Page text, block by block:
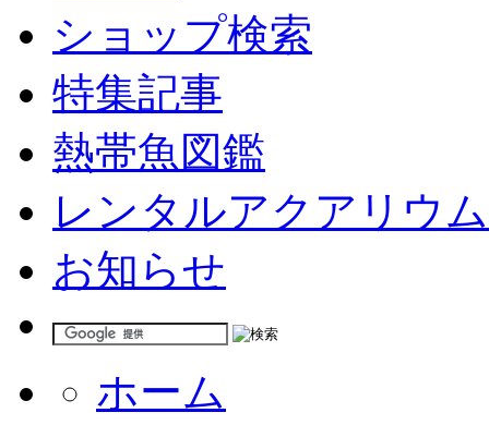
ショップ検索
特集記事
熱帯魚図鑑
レンタルアクアリウム
お知らせ
ホーム